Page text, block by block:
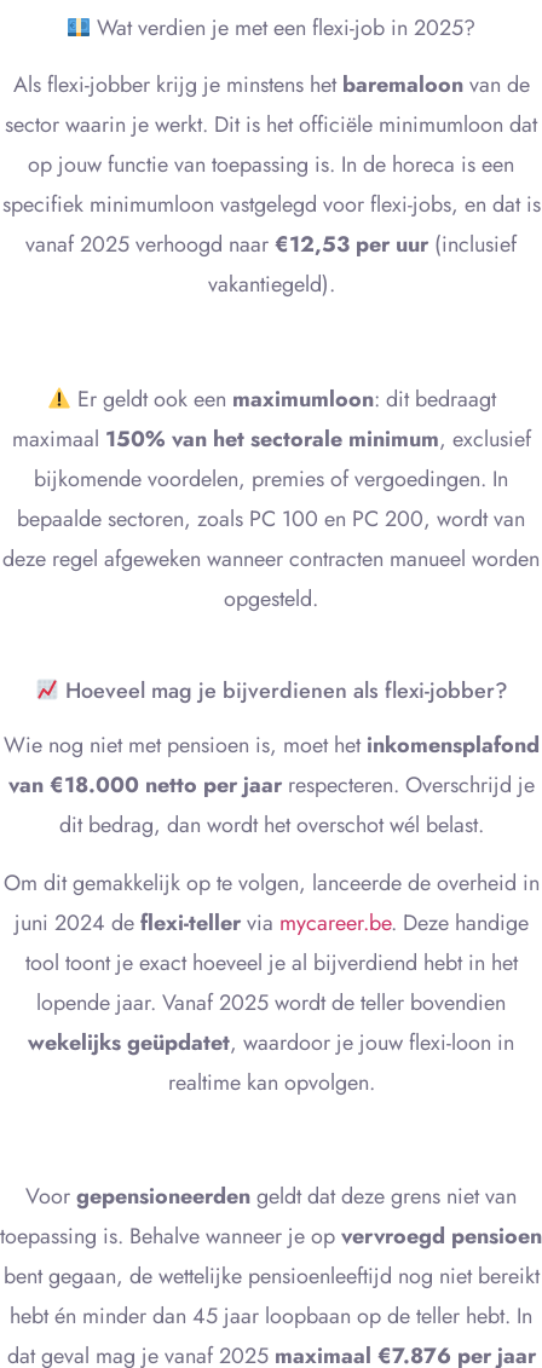
Wat verdien je met een flexi-job in 2025?
Als flexi-jobber krijg je minstens hetbaremaloonvan de
sector waarin je werkt. Dit is het officiële minimumloon dat
op jouw functie van toepassing is. In de horeca is een
specifiek minimumloon vastgelegd voor flexi-jobs, en dat is
vanaf 2025 verhoogd naar€12,53 per uur (inclusief
vakantiegeld).
Er geldt ook een maximumloon: dit bedraagt
maximaal 150% van het sectorale minimum, exclusief
bijkomende voordelen, premies of vergoedingen. In
bepaalde sectoren, zoals PC 100 en PC 200, wordt van
deze regel afgeweken wanneer contracten manueel worden
opgesteld.
Hoeveel mag je bijverdienen als flexi-jobber?
Wie nog niet met pensioen is, moet hetinkomensplafond
van €18.000 netto per jaarrespecteren. Overschrijd je
dit bedrag, dan wordt het overschot wél belast.
Om dit gemakkelijk op te volgen, lanceerde de overheid in
juni 2024 deflexi-tellervia mycareer.be. Deze handige
tool toont je exact hoeveel je al bijverdiend hebt in het
lopende jaar. Vanaf 2025 wordt de teller bovendien
wekelijks geüpdatet, waardoor je jouw flexi-loon in
realtime kan opvolgen.
Voorgepensioneerdengeldt dat deze grens niet van
toepassing is. Behalve wanneer je opvervroegd pensioen
bent gegaan, de wettelijke pensioenleeftijd nog niet bereikt
hebt én minder dan 45 jaar loopbaan op de teller hebt. In
dat geval mag je vanaf 2025 maximaal €7.876 per jaar